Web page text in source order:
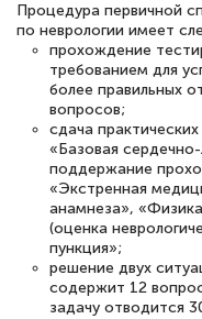
Процедура первичной
по неврологии имеет
прохождение
требованием для
более правильных
вопросов;
сдача
«Базовая
поддержание
«Экстренная
анамнеза»,
(оценка
пункция»;
решение двух
содержит 12
задачу отводится